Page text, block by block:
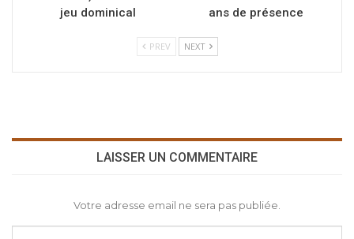
jeu dominical
ans de présence
PREV NEXT
LAISSER UN COMMENTAIRE
Votre adresse email ne sera pas publiée.